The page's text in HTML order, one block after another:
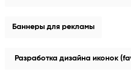
Баннеры для рекламы
Разработка дизайна иконок